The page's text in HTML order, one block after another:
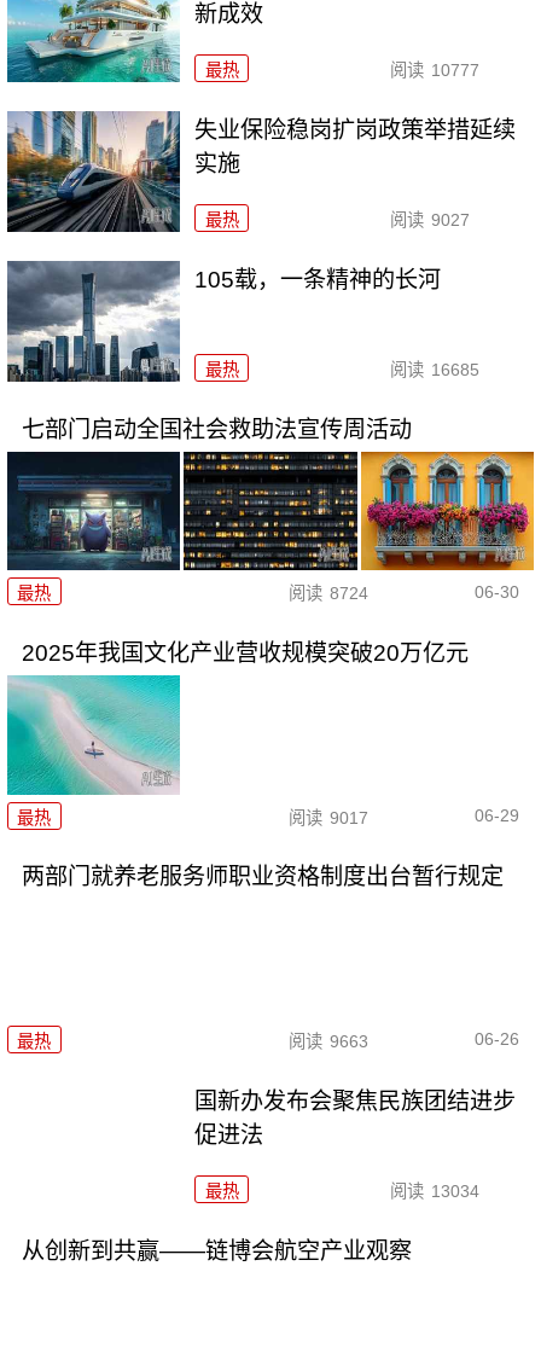
新成效
最热 阅读 10777
失业保险稳岗扩岗政策举措延续
实施
最热 阅读 9027
105载，一条精神的长河
最热 阅读 16685
七部门启动全国社会救助法宣传周活动
最热 阅读 8724 06-30
2025年我国文化产业营收规模突破20万亿元
最热 阅读 9017 06-29
两部门就养老服务师职业资格制度出台暂行规定
最热 阅读 9663 06-26
国新办发布会聚焦民族团结进步
促进法
最热 阅读 13034
从创新到共赢——链博会航空产业观察